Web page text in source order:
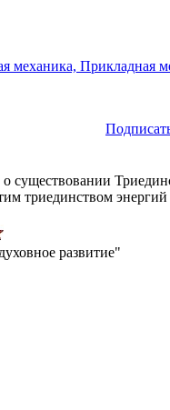
Прикладная
существовании
триединством
развитие"